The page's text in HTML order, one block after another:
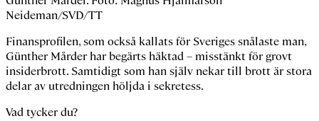
Neideman/SVD/TT
Finansprofilen, som också kallats för Sveriges snålaste man,
Günther Mårder har begärts häktad – misstänkt för grovt
insiderbrott. Samtidigt som han själv nekar till brott är stora
delar av utredningen höljda i sekretess.
Vad tycker du?